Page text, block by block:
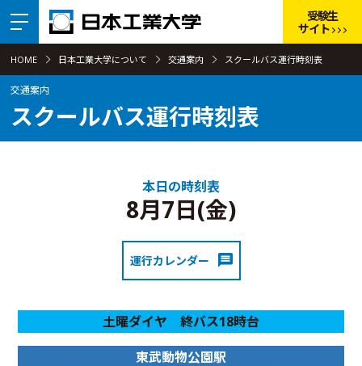
受験生
サイト
HOME 日本工業大学について 交通案内 スクールバス運行時刻表
交通案内
スクールバス運行時刻表
本日の時刻表
8月7日(金)
運行カレンダー
土曜ダイヤ 終バス18時台
東武動物公園駅